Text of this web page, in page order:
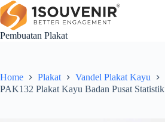
Skip
to
content
Pembuatan Plakat
Home Plakat
Vandel Plakat Kayu
PAK132 Plakat Kayu Badan Pusat Statistik